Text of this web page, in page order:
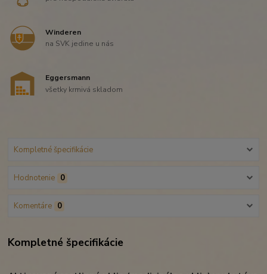
Winderen
na SVK jedine u nás
Eggersmann
všetky krmivá skladom
Kompletné špecifikácie
Hodnotenie 0
Komentáre 0
Kompletné špecifikácie